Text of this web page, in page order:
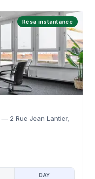
Résa instantanée
— 2 Rue Jean Lantier,
DAY